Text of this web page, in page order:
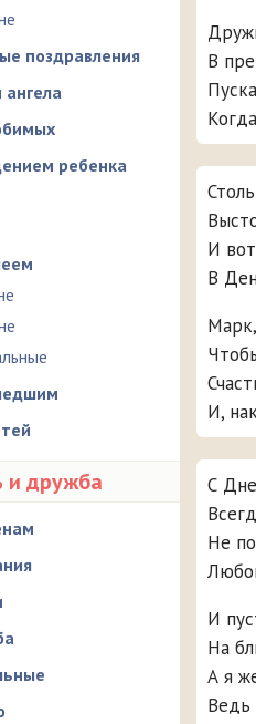
поздравления
ребенка
и дружба
В
И
В
И,
С
Не
И
На
А я
Ведь